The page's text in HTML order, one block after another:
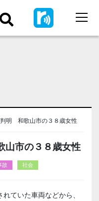
明 和歌山市の３８歳女性
市の３８歳女性
故 社会
ていた車両などから、